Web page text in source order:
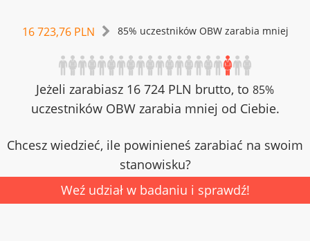
16 723,76 PLN 85% uczestników OBW zarabia mniej
Jeżeli zarabiasz 16 724 PLN brutto, to 85%
uczestników OBW zarabia mniej od Ciebie.
Chcesz wiedzieć, ile powinieneś zarabiać na swoim
stanowisku?
Weź udział w badaniu i sprawdź!